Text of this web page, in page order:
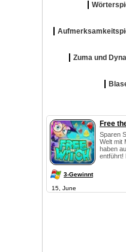
Zuma und
Free
Sparen
Welt mit
haben
entführt!
3-Gewinnt
15, June